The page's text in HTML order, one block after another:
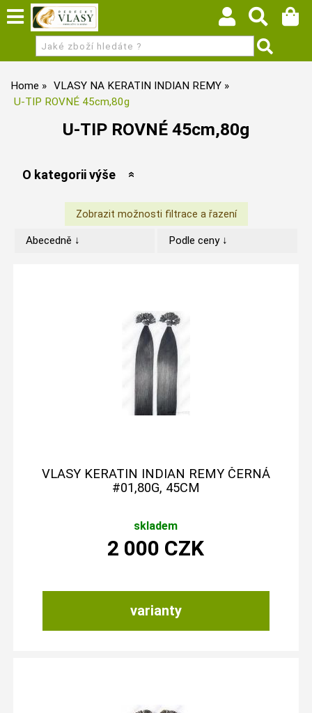
Home
VLASY NA KERATIN INDIAN REMY
U-TIP ROVNÉ 45cm,80g
U-TIP ROVNÉ 45cm,80g
O kategorii výše
Abecedně ↓ Podle ceny ↓
VLASY KERATIN INDIAN REMY ČERNÁ
#01,80G, 45CM
skladem
varianty
2 000 CZK